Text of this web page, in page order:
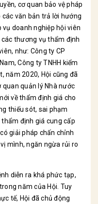
cơ quan bảo vệ pháp
các văn bản trả lời hướng
doanh nghiệp hội viên
thương vụ thẩm định
như: Công ty CP
Công ty TNHH kiểm
năm 2020, Hội cũng đã
quan quản lý Nhà nước
về thẩm định giá cho
thiếu sót, sai phạm
định giá cung cấp
giải pháp chấn chỉnh
mình, ngăn ngừa rủi ro
diễn ra khá phức tạp,
năm của Hội. Tuy
tế, Hội đã chủ động